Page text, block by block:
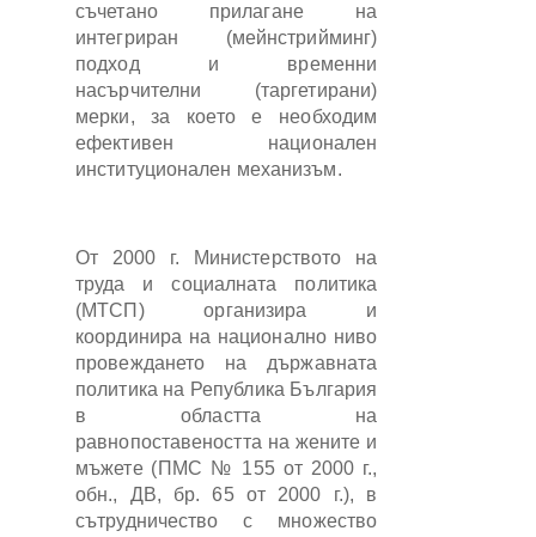
съчетано прилагане на
интегриран (мейнстрийминг)
подход и временни
насърчителни (таргетирани)
мерки, за което е необходим
ефективен национален
институционален механизъм.
От 2000 г. Министерството на
труда и социалната политика
(МТСП) организира и
координира на национално ниво
провеждането на държавната
политика на Република България
в областта на
равнопоставеността на жените и
мъжете (ПМС № 155 от 2000 г.,
обн., ДВ, бр. 65 от 2000 г.), в
сътрудничество с множество